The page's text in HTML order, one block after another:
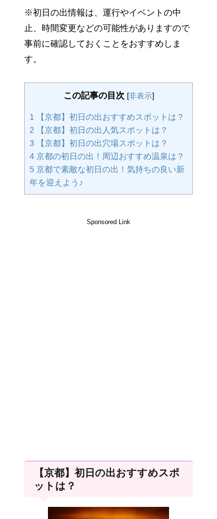
※初日の出情報は、運行やイベントの中
止、時間変更などの可能性がありますので
事前に確認しておくことをおすすめしま
す。
この記事の目次 [非表示]
1 【京都】初日の出おすすめスポットは？
2 【京都】初日の出人気スポットは？
3 【京都】初日の出穴場スポットは？
4 京都の初日の出！周辺おすすめ温泉は？
5 京都で素敵な初日の出！気持ちの良い新
年を迎えよう♪
Sponsored Link
【京都】初日の出おすすめスポ
ットは？